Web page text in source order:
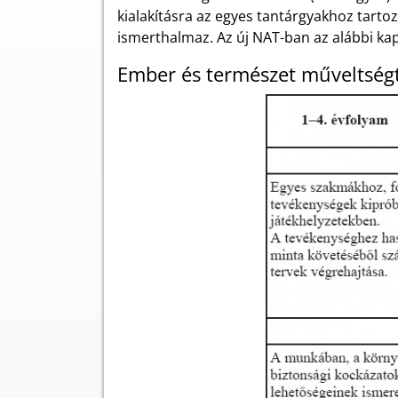
kialakításra az egyes tantárgyakhoz
ismerthalmaz. Az új NAT-ban az alábbi
Ember és természet